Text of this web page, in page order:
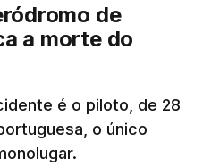
dúvidas sobre se é
de
a morte do
é o piloto, de 28
o único